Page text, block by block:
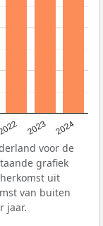
2023 2024
voor de
grafiek
uit
van buiten
jaar.